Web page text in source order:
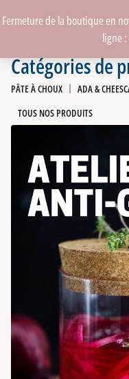
Catégories de
PÂTE À CHOUX ADA &
TOUS NOS PRODUITS
Fermeture de la boutique en
ligne :